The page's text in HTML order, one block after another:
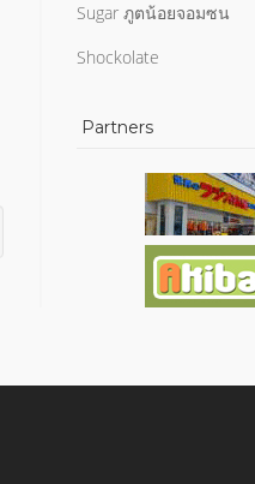
Sugar ภูตน้อยจอมซน
Shockolate
Partners